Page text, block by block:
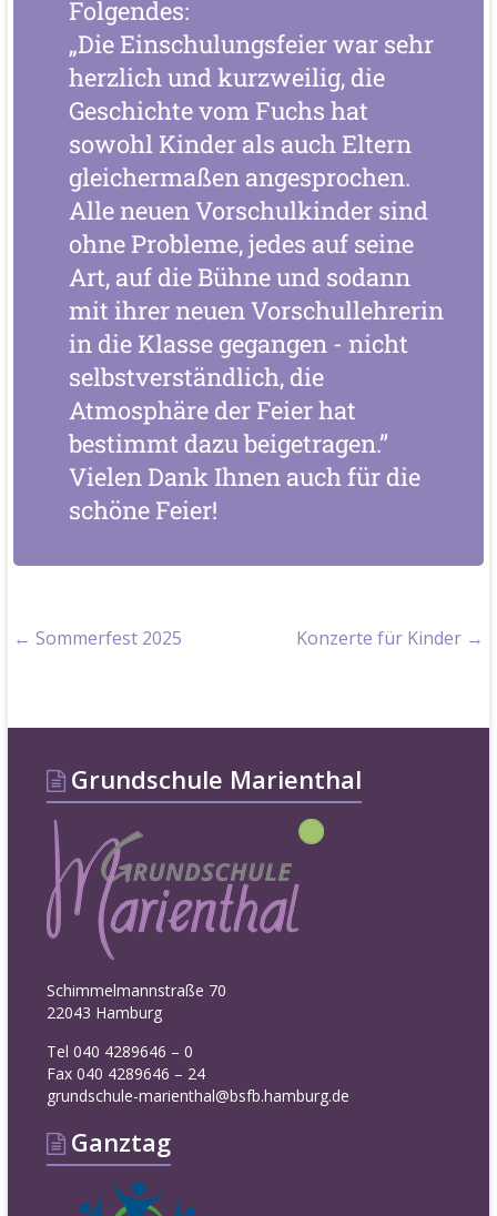
Folgendes:
„Die Einschulungsfeier war sehr
herzlich und kurzweilig, die
Geschichte vom Fuchs hat
sowohl Kinder als auch Eltern
gleichermaßen angesprochen.
Alle neuen Vorschulkinder sind
ohne Probleme, jedes auf seine
Art, auf die Bühne und sodann
mit ihrer neuen Vorschullehrerin
in die Klasse gegangen - nicht
selbstverständlich, die
Atmosphäre der Feier hat
bestimmt dazu beigetragen.”
Vielen Dank Ihnen auch für die
schöne Feier!
← Sommerfest 2025 Konzerte für Kinder →
Grundschule Marienthal
Schimmelmannstraße 70
22043 Hamburg
Tel 040 4289646 – 0
Fax 040 4289646 – 24
grundschule-marienthal@bsfb.hamburg.de
Ganztag